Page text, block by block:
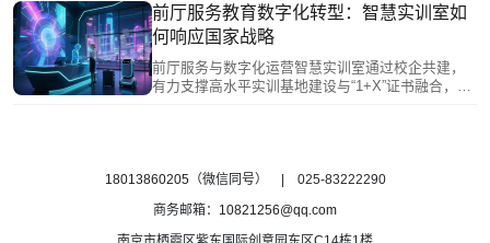
据驱动服务与运营决策能力。系统融入PMS、收益
管理、客史分析等数字化技能，构建“服务技能+数
字化素养”复合能力体系，推动产教从多元走向深度
融通，精准对接行业人才需求。
前厅服务教育数字化转型：智慧实训室如
何响应国家战略
前厅服务与数字化运营智慧实训室通过校企共建，
有力支撑高水平实训基地建设与“1+X”证书融合，助
18013860205（微信同号） | 025-83222290
商务邮箱： 10821256@qq.com